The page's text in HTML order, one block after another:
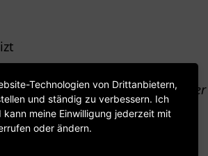
Technologien von Drittanbietern,
und ständig zu verbessern. Ich
meine Einwilligung jederzeit mit
oder ändern.